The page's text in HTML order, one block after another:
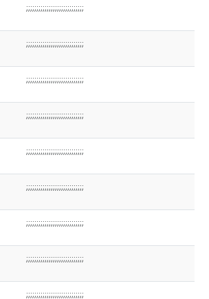
;;;;;;;;;;;;;;;;;;;;;;;;;;;;
;;;;;;;;;;;;;;;;;;;;;;;;;;;;
;;;;;;;;;;;;;;;;;;;;;;;;;;;;
;;;;;;;;;;;;;;;;;;;;;;;;;;;;
;;;;;;;;;;;;;;;;;;;;;;;;;;;;
;;;;;;;;;;;;;;;;;;;;;;;;;;;;
;;;;;;;;;;;;;;;;;;;;;;;;;;;;
;;;;;;;;;;;;;;;;;;;;;;;;;;;;
;;;;;;;;;;;;;;;;;;;;;;;;;;;;